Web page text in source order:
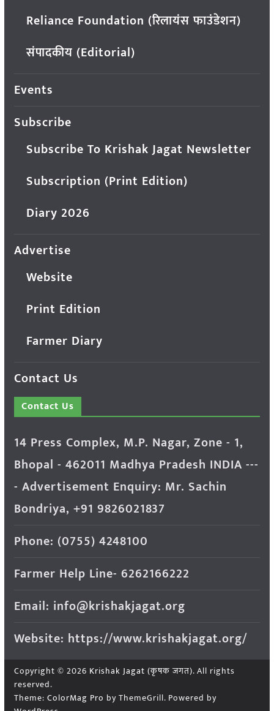
Reliance Foundation (रिलायंस फाउंडेशन)
संपादकीय (Editorial)
Events
Subscribe
Subscribe To Krishak Jagat Newsletter
Subscription (Print Edition)
Diary 2026
Advertise
Website
Print Edition
Farmer Diary
Contact Us
Contact Us
14 Press Complex, M.P. Nagar, Zone - 1,
Bhopal - 462011 Madhya Pradesh INDIA ---
- Advertisement Enquiry: Mr. Sachin
Bondriya, +91 9826021837
Phone: (0755) 4248100
Farmer Help Line- 6262166222
Email: info@krishakjagat.org
Website: https://www.krishakjagat.org/
Copyright © 2026 Krishak Jagat (कृषक जगत). All rights
reserved.
Theme: ColorMag Pro by ThemeGrill. Powered by